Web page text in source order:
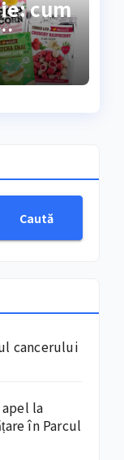
cum
al
și
Caută
cancerului
la
în Parcul